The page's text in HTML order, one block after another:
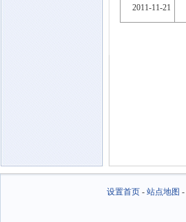
2011-11-21
设置首页- 站点地图 -